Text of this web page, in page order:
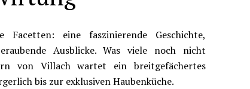
eine faszinierende Geschichte,
Ausblicke. Was viele noch nicht
von Villach wartet ein breitgefächertes
bis zur exklusiven Haubenküche.